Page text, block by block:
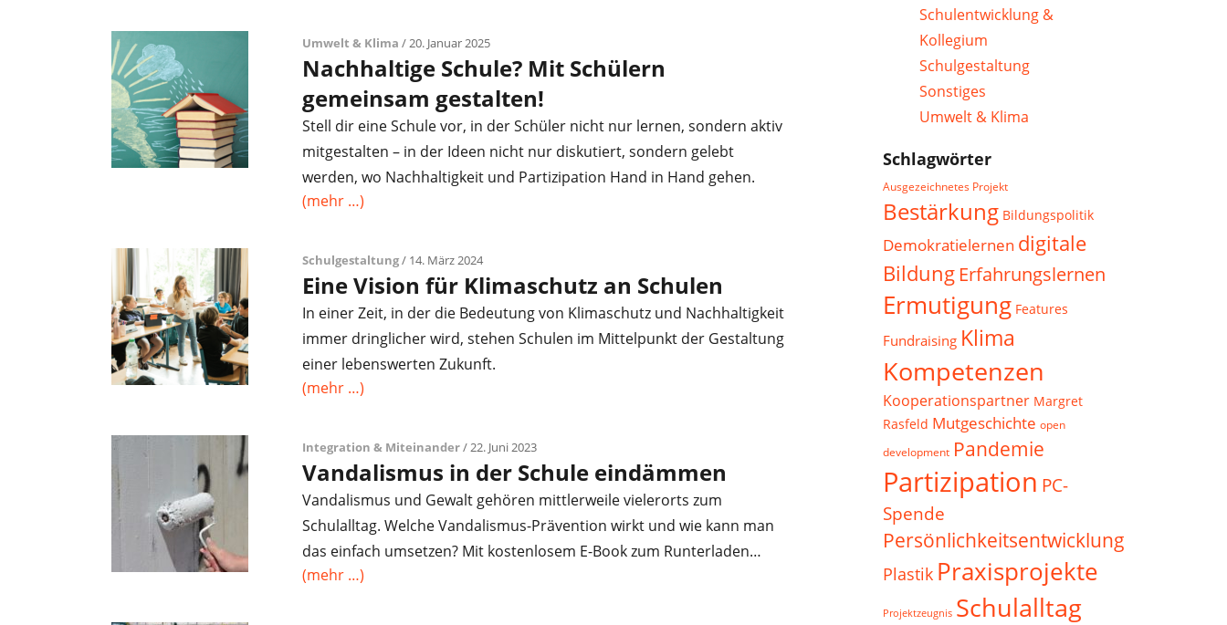
Umwelt & Klima / 20. Januar 2025
Nachhaltige Schule? Mit Schülern
gemeinsam gestalten!
Stell dir eine Schule vor, in der Schüler nicht nur lernen, sondern aktiv
mitgestalten – in der Ideen nicht nur diskutiert, sondern gelebt
werden, wo Nachhaltigkeit und Partizipation Hand in Hand gehen.
(mehr …)
Schulgestaltung/ 14. März 2024
Eine Vision für Klimaschutz an Schulen
In einer Zeit, in der die Bedeutung von Klimaschutz und Nachhaltigkeit
immer dringlicher wird, stehen Schulen im Mittelpunkt der Gestaltung
einer lebenswerten Zukunft.
(mehr …)
Integration & Miteinander/ 22. Juni 2023
Vandalismus in der Schule eindämmen
Vandalismus und Gewalt gehören mittlerweile vielerorts zum
Schulalltag. Welche Vandalismus-Prävention wirkt und wie kann man
das einfach umsetzen? Mit kostenlosem E-Book zum Runterladen…
(mehr …)
Schulentwicklung &
Kollegium
Schulgestaltung
Sonstiges
Umwelt & Klima
Schlagwörter
Ausgezeichnetes Projekt
Bestärkung Bildungspolitik
Demokratielernen digitale
Bildung Erfahrungslernen
Ermutigung Features
Fundraising Klima
Kompetenzen
Kooperationspartner Margret
Rasfeld Mutgeschichte open
development Pandemie
Partizipation PC-
Spende
Persönlichkeitsentwicklung
Plastik Praxisprojekte
Projektzeugnis Schulalltag